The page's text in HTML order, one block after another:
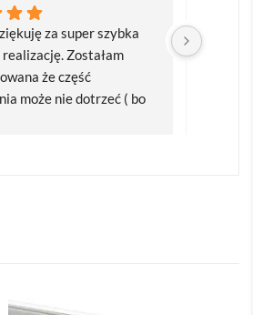
za super szybka
realizację. Zostałam
że część
może nie dotrzeć ( bo
Bardzo